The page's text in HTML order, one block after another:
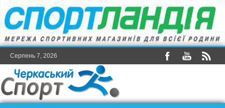
Серпень 7, 2026